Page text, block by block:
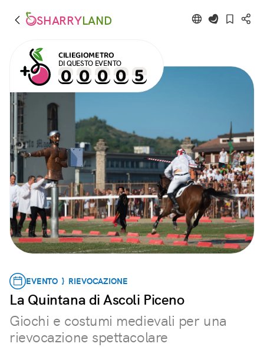
SHARRYLAND
CILIEGIOMETRO
DI QUESTO EVENTO
EVENTO } RIEVOCAZIONE
La Quintana di Ascoli Piceno
Giochi e costumi medievali per una
rievocazione spettacolare